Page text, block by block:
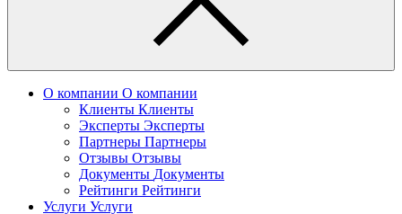
О компании О компании
Клиенты Клиенты
Эксперты Эксперты
Партнеры Партнеры
Отзывы Отзывы
Документы Документы
Рейтинги Рейтинги
Услуги Услуги